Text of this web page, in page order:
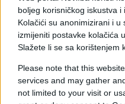
boljeg korisničkog iskustva i
Kolačići su anonimizirani i
izmijeniti postavke kolačića
Slažete li se sa korištenjem
Please note that this
services and may gather
not limited to your visit or
#njega
#porodica